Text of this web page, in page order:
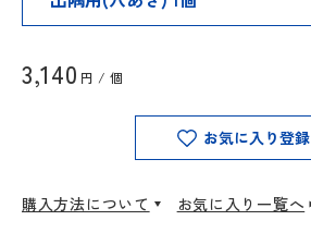
3,140 円 / 個
お気に入り登録
購入方法について お気に入り一覧へ